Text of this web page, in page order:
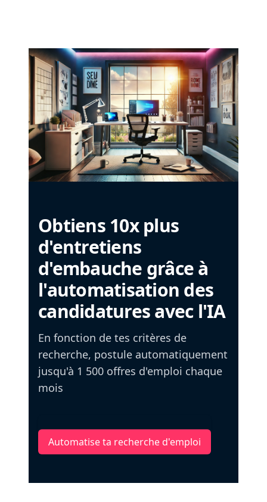
Obtiens 10x plus
d'entretiens
d'embauche grâce à
l'automatisation des
candidatures avec l'IA
En fonction de tes critères de
recherche, postule automatiquement
jusqu'à 1 500 offres d'emploi chaque
mois
Automatise ta recherche d'emploi